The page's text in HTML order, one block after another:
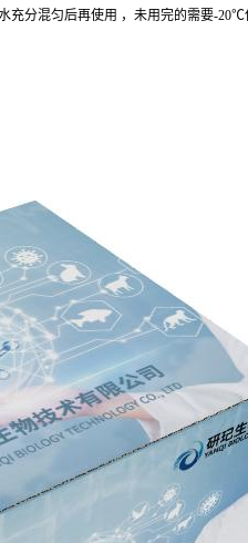
充分混匀后再使用 ，未用完的需要-20℃